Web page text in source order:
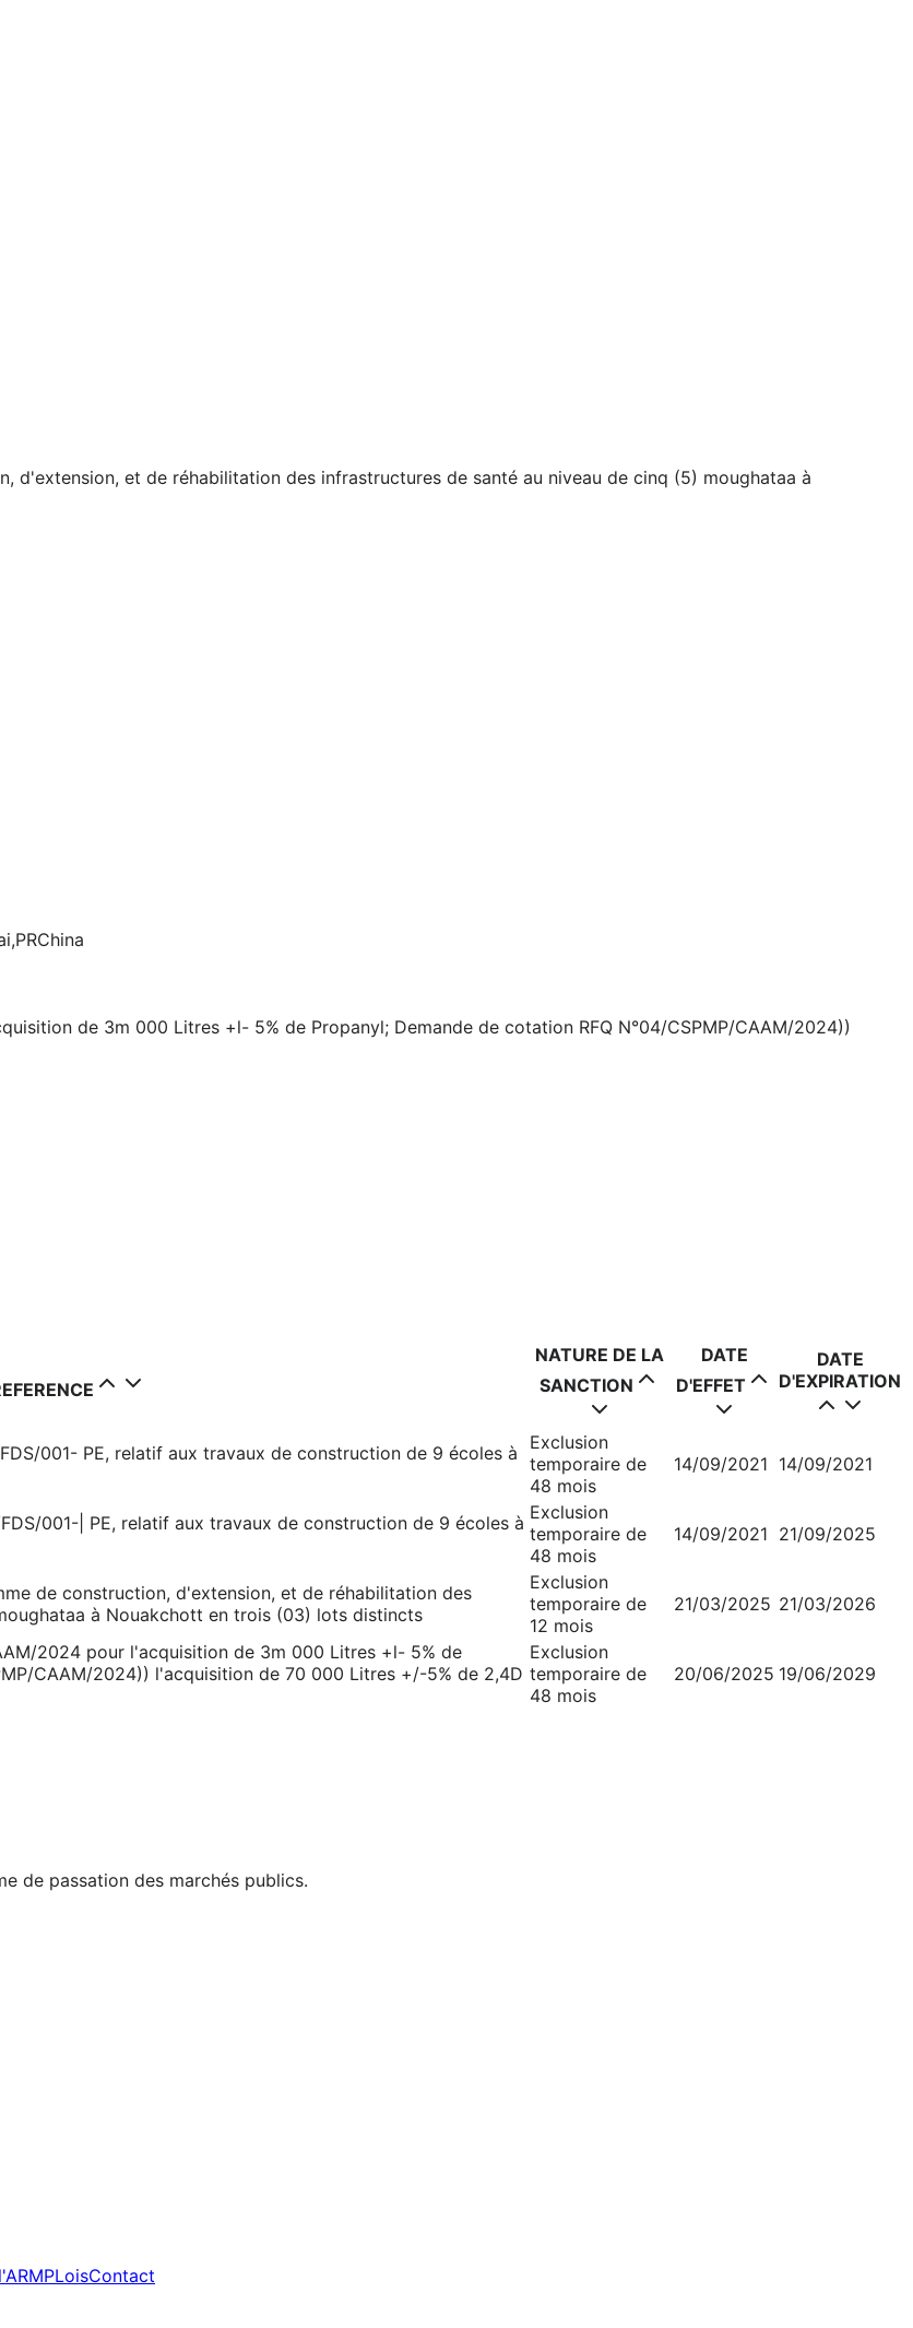
d'extension, et de réhabilitation des infrastructures de santé au niveau de cinq (5) moughataa à
de 3m 000 Litres +l- 5% de Propanyl; Demande de cotation RFQ N°04/CSPMP/CAAM/2024))
NATURE DE LA
SANCTION
DATE
D'EFFET
DATE
D'EXPIRATION
FDS/001- PE, relatif aux travaux de construction de 9 écoles à
Exclusion
temporaire de
48 mois
14/09/2021 14/09/2021
FDS/001-| PE, relatif aux travaux de construction de 9 écoles à Exclusion
temporaire de
48 mois
14/09/2021 21/09/2025
de construction, d'extension, et de réhabilitation des
à Nouakchott en trois (03) lots distincts
Exclusion
temporaire de
12 mois
21/03/2025 21/03/2026
2024 pour l'acquisition de 3m 000 Litres +l- 5% de
CAAM/2024)) l'acquisition de 70 000 Litres +/-5% de 2,4D
Exclusion
temporaire de
48 mois
20/06/2025 19/06/2029
de passation des marchés publics.
LoisContact